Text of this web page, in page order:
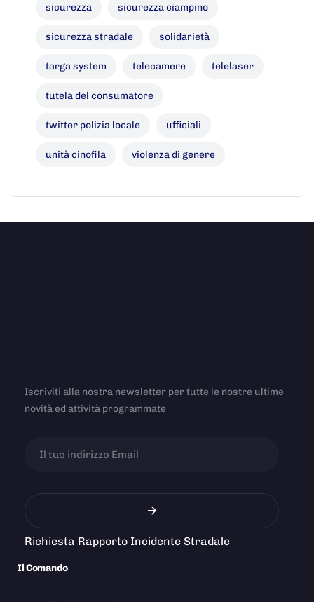
sicurezza sicurezza ciampino
sicurezza stradale solidarietà
targa system telecamere telelaser
tutela del consumatore
twitter polizia locale ufficiali
unità cinofila violenza di genere
Iscriviti alla nostra newsletter per tutte le nostre ultime
novità ed attività programmate
Richiesta Rapporto Incidente Stradale
Il Comando